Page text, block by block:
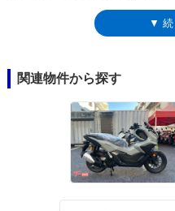
ースモデルは、パニガーレV4Sで
ール、アクラポヴィッチ製チタン
月から正式導入
▼ 続
関連物件から探す